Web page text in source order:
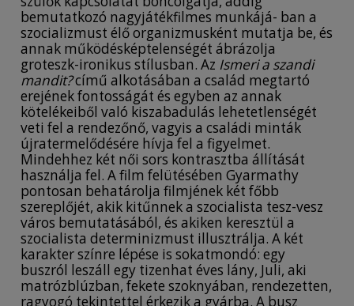
bemutatkozó nagyjátékfilmes munkájá- ban a
szocializmust élő organizmusként mutatja be, és
annak működésképtelenségét ábrázolja
groteszk-ironikus stílusban. Az Ismeri a szandi
mandit?című alkotásában a család megtartó
erejének fontosságát és egyben az annak
kötelékeiből való kiszabadulás lehetetlenségét
veti fel a rendezőnő, vagyis a családi minták
újratermelődésére hívja fel a figyelmet.
Mindehhez két női sors kontrasztba állítását
használja fel. A film felütésében Gyarmathy
pontosan behatárolja filmjének két főbb
szereplőjét, akik kitűnnek a szocialista tesz-vesz
város bemutatásából, és akiken keresztül a
szocialista determinizmust illusztrálja. A két
karakter színre lépése is sokatmondó: egy
buszról leszáll egy tizenhat éves lány, Juli, aki
matrózblúzban, fekete szoknyában, rendezetten,
ragyogó tekintettel érkezik a gyárba. A busz